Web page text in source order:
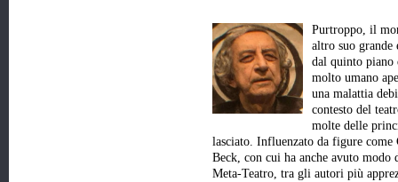
Purtroppo, il
altro suo grande
dal quinto piano
molto umano
una malattia
contesto del
molte delle
lasciato. Influenzato da figure come
Beck, con cui ha anche avuto
Meta-Teatro, tra gli autori più